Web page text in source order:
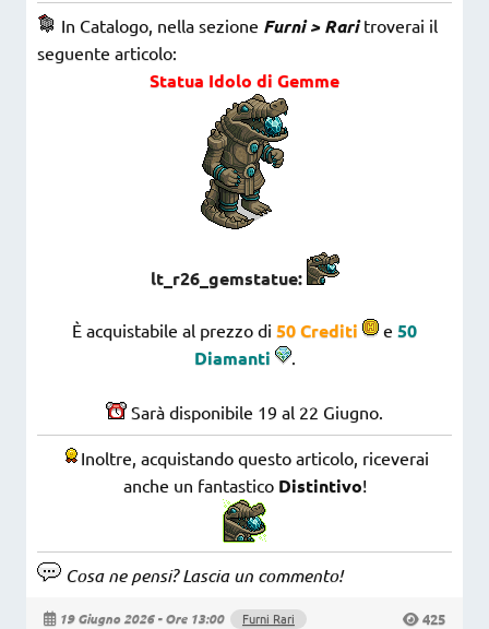
In Catalogo, nella sezione Furni > Rari troverai il
seguente articolo:
Statua Idolo di Gemme
lt_r26_gemstatue:
È acquistabile al prezzo di 50 Crediti e 50
Diamanti
.
Sarà disponibile 19 al 22 Giugno.
Inoltre, acquistando questo articolo, riceverai
anche un fantastico Distintivo!
Cosa ne pensi? Lascia un commento!
19 Giugno 2026 - Ore 13:00 Furni Rari 425